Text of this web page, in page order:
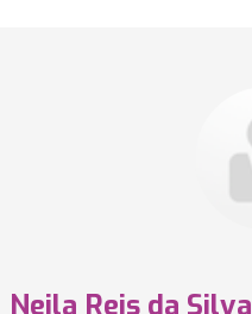
Neila Reis da Silva